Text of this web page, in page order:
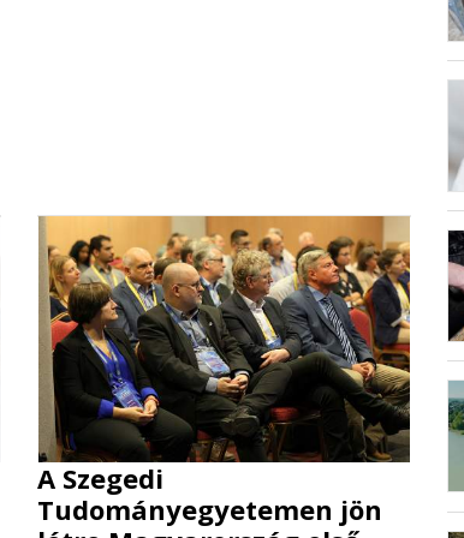
A Szegedi
Tudományegyetemen jön